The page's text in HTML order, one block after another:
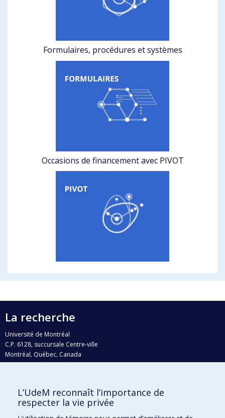
Formulaires, procédures et systèmes
Occasions de financement avec PIVOT
La recherche
Université de Montréal
C.P. 6128, succursale Centre-ville
Montréal, Québec, Canada
H3C 3J7
Qui fait quoi?
L’UdeM reconnaît l’importance de
respecter la vie privée